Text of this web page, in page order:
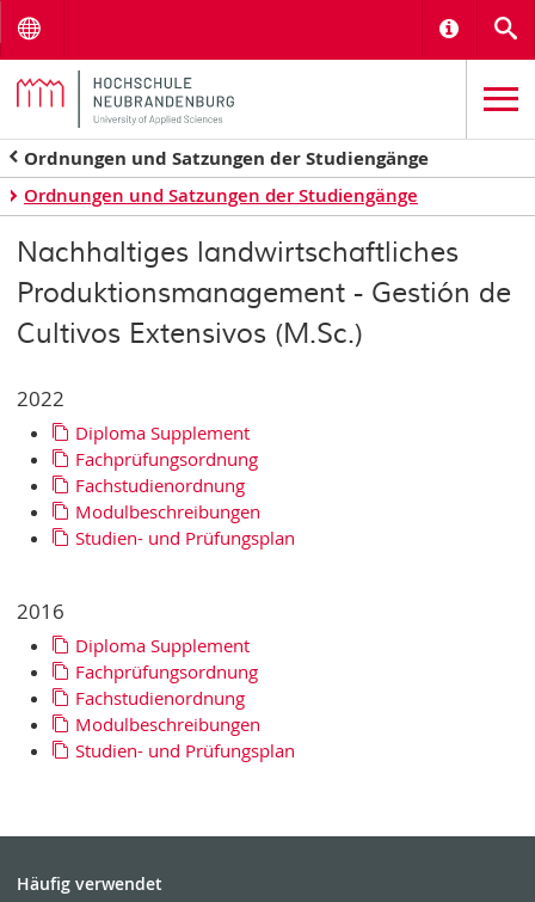
Ordnungen und Satzungen der Studiengänge
Ordnungen und Satzungen der Studiengänge
Nachhaltiges landwirtschaftliches
Produktionsmanagement - Gestión de
Cultivos Extensivos (M.Sc.)
2022
Diploma Supplement
Fachprüfungsordnung
Fachstudienordnung
Modulbeschreibungen
Studien- und Prüfungsplan
2016
Diploma Supplement
Fachprüfungsordnung
Fachstudienordnung
Modulbeschreibungen
Studien- und Prüfungsplan
Häufig verwendet